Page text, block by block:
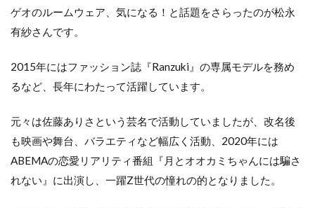
ゲオのルームウェア、気になる！と話題をさらったのが松永
有紗さんです。
2015年にはファッション誌『Ranzuki』の専属モデルを務め
るなど、長年にわたって活躍しています。
元々は佐藤ありさという芸名で活動していましたが、改名後
も映画や舞台、バラエティなど幅広く活動、2020年には
ABEMAの恋愛リアリティ番組『月とオオカミちゃんには騙さ
れない』に出演し、一躍Z世代の憧れの的となりました。